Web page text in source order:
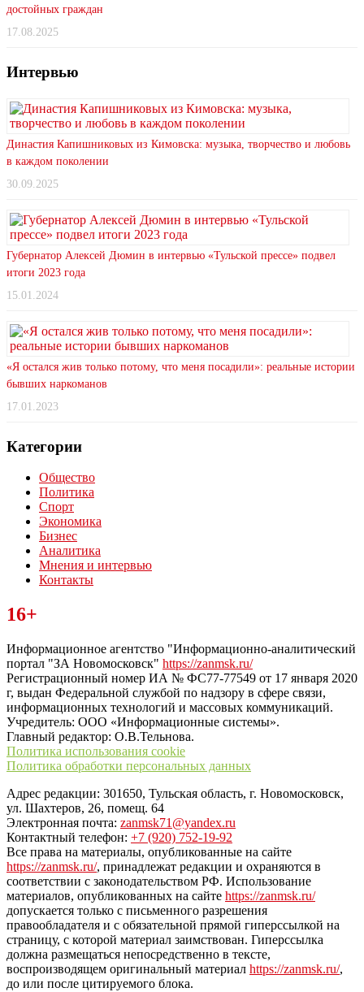
достойных граждан
17.08.2025
Интервью
Династия Капишниковых из Кимовска: музыка, творчество и любовь
в каждом поколении
30.09.2025
Губернатор Алексей Дюмин в интервью «Тульской прессе» подвел
итоги 2023 года
15.01.2024
«Я остался жив только потому, что меня посадили»: реальные истории
бывших наркоманов
17.01.2023
Категории
Общество
Политика
Спорт
Экономика
Бизнес
Аналитика
Мнения и интервью
Контакты
Читайте последние новости дня в Тульской области на сайте
“ЗаНовомосковск”
16+
Информационное агентство "Информационно-аналитический
портал "ЗА Новомосковск" https://zanmsk.ru/
Регистрационный номер ИА № ФС77-77549 от 17 января 2020
г, выдан Федеральной службой по надзору в сфере связи,
информационных технологий и массовых коммуникаций.
Учредитель: ООО «Информационные системы».
Главный редактор: О.В.Тельнова.
Политика использования cookie
Политика обработки персональных данных
Адрес редакции: 301650, Тульская область, г. Новомосковск,
ул. Шахтеров, 26, помещ. 64
Электронная почта: zanmsk71@yandex.ru
Контактный телефон: +7 (920) 752-19-92
Все права на материалы, опубликованные на сайте
https://zanmsk.ru/, принадлежат редакции и охраняются в
соответствии с законодательством РФ. Использование
материалов, опубликованных на сайте https://zanmsk.ru/
допускается только с письменного разрешения
правообладателя и с обязательной прямой гиперссылкой на
страницу, с которой материал заимствован. Гиперссылка
должна размещаться непосредственно в тексте,
воспроизводящем оригинальный материал https://zanmsk.ru/,
до или после цитируемого блока.